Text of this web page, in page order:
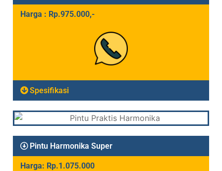
Harga : Rp.975.000,-
Spesifikasi
Pintu Harmonika Super
Harga: Rp.1.075.000